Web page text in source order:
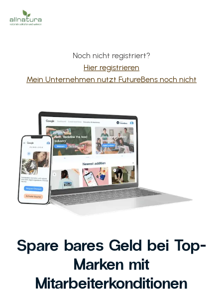
Noch nicht registriert?
Hier registrieren
Mein Unternehmen nutzt FutureBens noch nicht
Spare bares Geld bei Top-
Marken mit
Mitarbeiterkonditionen